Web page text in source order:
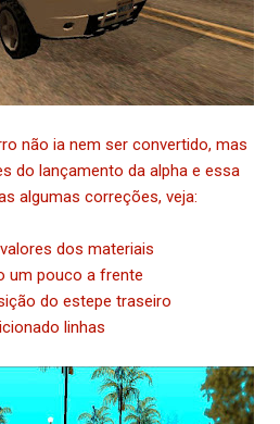
não ia nem ser convertido, mas
do lançamento da alpha e essa
algumas correções, veja:
dos materiais
um pouco a frente
do estepe traseiro
linhas